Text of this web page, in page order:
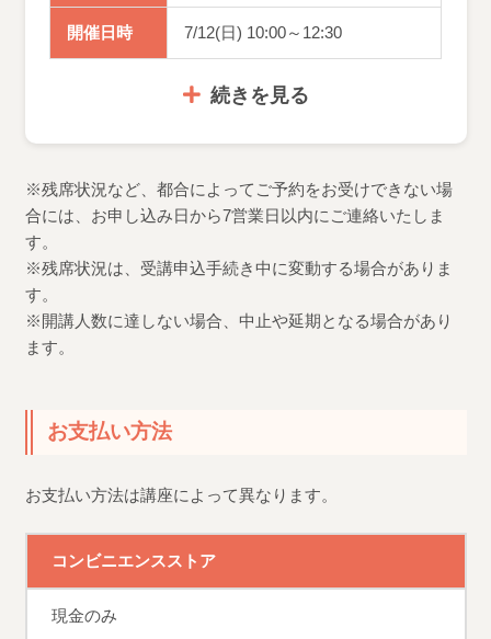
開催日時 7/12(日) 10:00～12:30
続きを見る
※残席状況など、都合によってご予約をお受けできない場
合には、お申し込み日から7営業日以内にご連絡いたしま
す。
※残席状況は、受講申込手続き中に変動する場合がありま
す。
※開講人数に達しない場合、中止や延期となる場合があり
ます。
お支払い方法
お支払い方法は講座によって異なります。
コンビニエンスストア
現金のみ